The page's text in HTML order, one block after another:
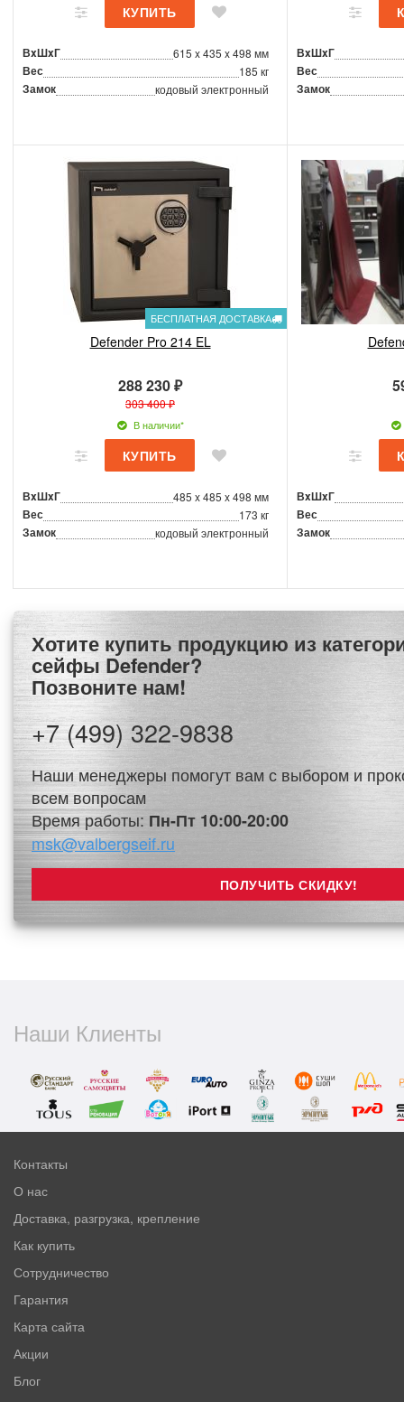
ВxШxГ 615 x 435 x 498 мм
Вес 185 кг
Замок кодовый электронный
ВxШxГ
Вес
Замок
БЕСПЛАТНАЯ ДОСТАВКА
Defender Pro 214 EL
288 230 ₽
303 400 ₽
В наличии*
ВxШxГ 485 x 485 x 498 мм
Вес 173 кг
Замок кодовый электронный
ВxШxГ
Вес
Замок
Хотите купить продукцию из категории Банковские
сейфы Defender?
Позвоните нам!
+7 (499) 322-9838
Наши менеджеры помогут вам с выбором и
всем вопросам
Время работы: Пн-Пт 10:00-20:00
msk@valbergseif.ru
Наши Клиенты
Контакты
О нас
Доставка, разгрузка, крепление
Как купить
Сотрудничество
Гарантия
Карта сайта
Акции
Блог